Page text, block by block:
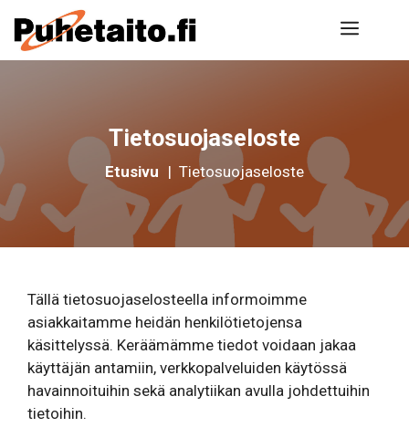
sisältöön
Tietosuojaseloste
Etusivu | Tietosuojaseloste
Tällä tietosuojaselosteella informoimme
asiakkaitamme heidän henkilötietojensa
käsittelyssä. Keräämämme tiedot voidaan jakaa
käyttäjän antamiin, verkkopalveluiden käytössä
havainnoituihin sekä analytiikan avulla johdettuihin
tietoihin.